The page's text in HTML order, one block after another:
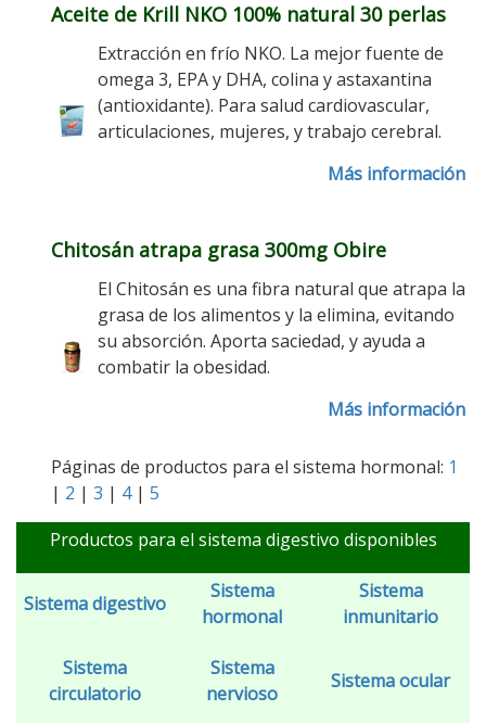
Aceite de Krill NKO 100% natural 30 perlas
Extracción en frío NKO. La mejor fuente de
omega 3, EPA y DHA, colina y astaxantina
(antioxidante). Para salud cardiovascular,
articulaciones, mujeres, y trabajo cerebral.
Más información
Chitosán atrapa grasa 300mg Obire
El Chitosán es una fibra natural que atrapa la
grasa de los alimentos y la elimina, evitando
su absorción. Aporta saciedad, y ayuda a
combatir la obesidad.
Más información
Páginas de productos para el sistema hormonal: 1
| 2 | 3 | 4| 5
Productos para el sistema digestivo disponibles
Sistema digestivo
Sistema
hormonal
Sistema
inmunitario
Sistema
circulatorio
Sistema
nervioso
Sistema ocular